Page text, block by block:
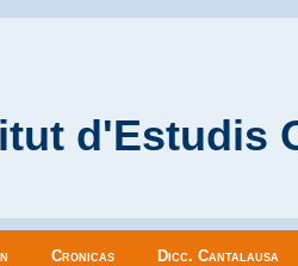
d'Estudis
Cronicas Dicc. Cantalausa